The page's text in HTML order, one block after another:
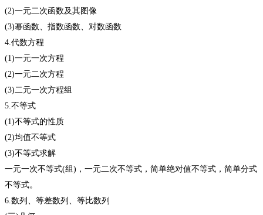
(2)一元二次函数及其图像
(3)幂函数、指数函数、对数函数
4.代数方程
(1)一元一次方程
(2)一元二次方程
(3)二元一次方程组
5.不等式
(1)不等式的性质
(2)均值不等式
(3)不等式求解
一元一次不等式(组)，一元二次不等式，简单绝对值不等式，简单分式
不等式。
6.数列、等差数列、等比数列